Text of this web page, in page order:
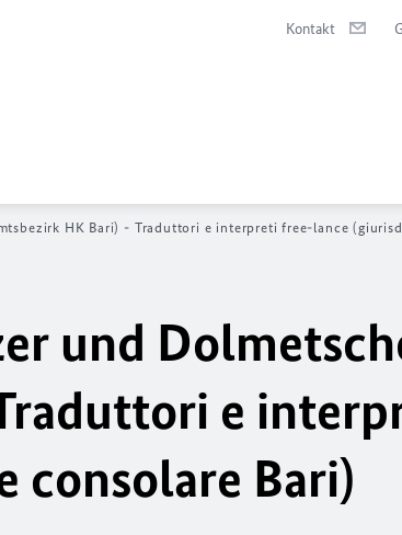
Kontakt
HK Bari) - Traduttori e interpreti free-lance
und
e
consolare Bari)